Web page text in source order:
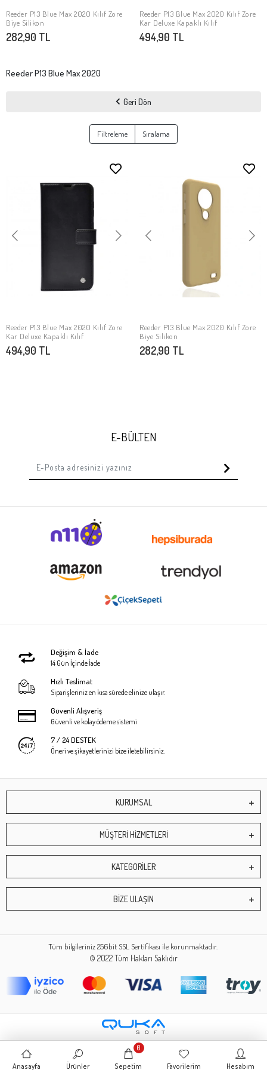
SEPETE EKLE
Reeder P13 Blue Max 2020 Kılıf Zore
Biye Silikon
282,90 TL
SEPETE EKLE
Reeder P13 Blue Max 2020 Kılıf Zore
Kar Deluxe Kapaklı Kılıf
494,90 TL
Reeder P13 Blue Max 2020
Geri Dön
Filtreleme Sıralama
SEPETE EKLE
Reeder P13 Blue Max 2020 Kılıf Zore
Kar Deluxe Kapaklı Kılıf
494,90 TL
SEPETE EKLE
Reeder P13 Blue Max 2020 Kılıf Zore
Biye Silikon
282,90 TL
E-BÜLTEN
Değişim & İade
14 Gün İçinde İade
Hızlı Teslimat
Siparişleriniz en kısa sürede elinize ulaşır.
Güvenli Alışveriş
Güvenli ve kolay ödeme sistemi
7 / 24 DESTEK
Öneri ve şikayetlerinizi bize iletebilirsiniz.
KURUMSAL
MÜŞTERİ HİZMETLERİ
KATEGORİLER
BİZE ULAŞIN
Tüm bilgileriniz 256bit SSL Sertifikası ile korunmaktadır.
© 2022Tüm Hakları Saklıdır
Anasayfa Ürünler Sepetim
0
Favorilerim Hesabım